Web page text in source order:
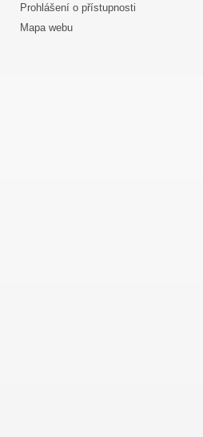
Prohlášení o přístupnosti
Mapa webu